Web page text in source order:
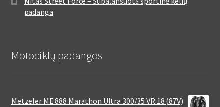
padanga
Motociklų padangos
Metzeler ME 888 Marathon Ultra 300/35 VR 18 (87V)